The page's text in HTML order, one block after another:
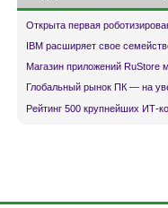
Открыта первая
IBM расширяет свое
Магазин приложений RuStore
Глобальный рынок ПК — на
Рейтинг 500 крупнейших ИТ-